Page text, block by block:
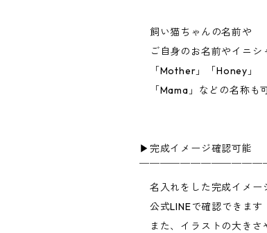
飼い猫ちゃんの名前や
ご自身のお名前やイニシ
「Mother」「Honey」
「Mama」などの名称も
▶︎完成イメージ確認可能
￣￣￣￣￣￣￣￣￣￣￣￣
名入れをした完成イメー
公式LINEで確認できます
また、イラストの大きさ